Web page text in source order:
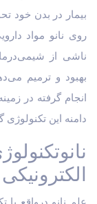
بیمار در بدن خود
روی نانو مواد
ناشی از
بهبود و ترمیم
انجام گرفته در
دامنه این
الکترونیکی